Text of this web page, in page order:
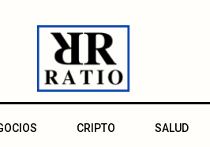
CRIPTO SALUD